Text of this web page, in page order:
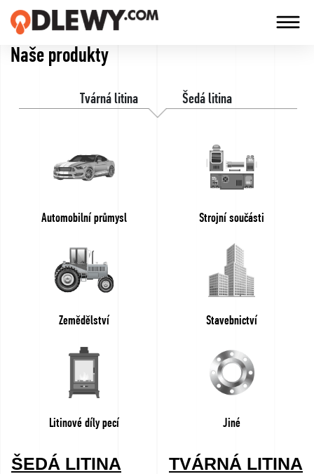
TRADYCJA
Naše
Podejte
ihned!
Zařízení
Naše produkty
Tvárná litina Šedá litina
Automobilní průmysl Strojní součásti
Zemědělství Stavebnictví
Litinové díly pecí Jiné
ŠEDÁ LITINA TVÁRNÁ LITINA